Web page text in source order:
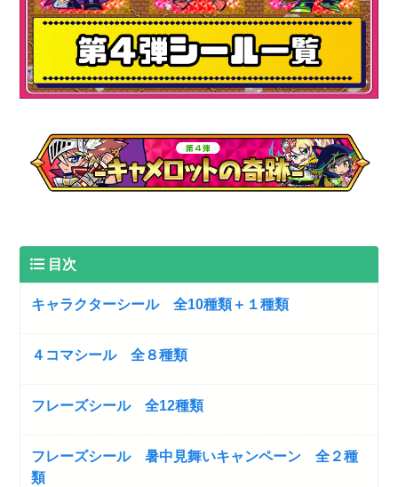
目次
キャラクターシール 全10種類＋１種類
４コマシール 全８種類
フレーズシール 全12種類
フレーズシール 暑中見舞いキャンペーン 全２種
類